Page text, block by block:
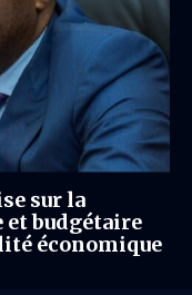
sur la
budgétaire
économique